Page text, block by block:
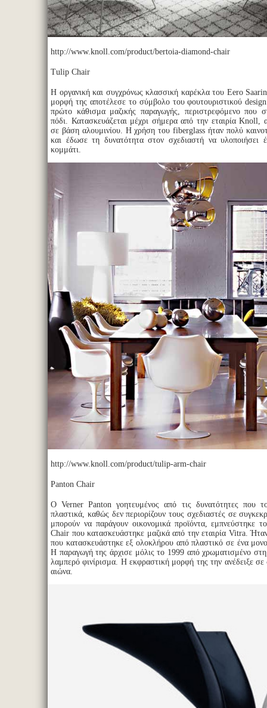
http://www.knoll.com/product/bertoia-diamond-chair
Tulip Chair
Η οργανική και συγχρόνως κλασσική καρέκλα του Eero
μορφή της αποτέλεσε το σύμβολο του φουτουριστικού
πρώτο κάθισμα μαζικής παραγωγής, περιστρεφόμενο που
πόδι. Κατασκευάζεται μέχρι σήμερα από την εταιρία Knoll,
σε βάση αλουμινίου. Η χρήση του fiberglass ήταν πολύ
και έδωσε τη δυνατότητα στον σχεδιαστή να υλοποιήσει
κομμάτι.
http://www.knoll.com/product/tulip-arm-chair
Panton Chair
Ο Verner Panton γοητευμένος από τις δυνατότητες που
πλαστικά, καθώς δεν περιορίζουν τους σχεδιαστές σε
μπορούν να παράγουν οικονομικά προϊόντα, εμπνεύστηκε
Chair που κατασκευάστηκε μαζικά από την εταιρία Vitra.
που κατασκευάστηκε εξ ολοκλήρου από πλαστικό σε ένα
Η παραγωγή της άρχισε μόλις το 1999 από χρωματισμένο
λαμπερό φινίρισμα. Η εκφραστική μορφή της την ανέδειξε
αιώνα.